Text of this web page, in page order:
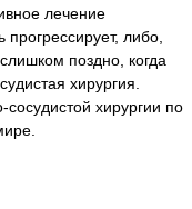
лечение
либо,
поздно, когда
хирургия.
хирургии по